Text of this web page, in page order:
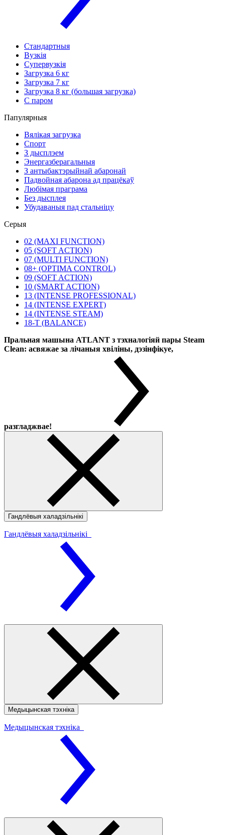
Стандартныя
Вузкія
Супервузкія
Загрузка 6 кг
Загрузка 7 кг
Загрузка 8 кг (большая загрузка)
С паром
Папулярныя
Вялікая загрузка
Спорт
З дысплэем
Энергазберагальныя
З антыбактэрыйнай абаронай
Падвойная абарона ад працёкаў
Любімая праграма
Без дысплея
Убудаваныя пад стальніцу
Серыя
02 (MAXI FUNCTION)
05 (SOFT ACTION)
07 (MULTI FUNCTION)
08+ (OPTIMA CONTROL)
09 (SOFT ACTION)
10 (SMART ACTION)
13 (INTENSE PROFESSIONAL)
14 (INTENSE EXPERT)
14 (INTENSE STEAM)
18-T (BALANCE)
Пральная машына ATLANT з тэхналогіяй пары Steam
Clean: асвяжае за лічаныя хвіліны, дэзінфікуе,
разгладжвае!
Гандлёвыя халадзільнікі
Гандлёвыя халадзільнікі
Медыцынская тэхніка
Медыцынская тэхніка